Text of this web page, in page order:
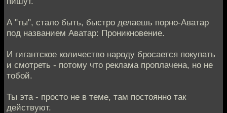
А "ты", стало быть, быстро делаешь порно-Аватар
под названием Аватар: Проникновение.
И гигантское количество народу бросается покупать
и смотреть - потому что реклама проплачена, но не
тобой.
Ты эта - просто не в теме, там постоянно так
действуют.